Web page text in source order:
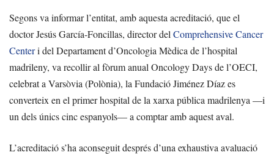
Segons va informar l’entitat, amb aquesta acreditació, que el
doctor Jesús García-Foncillas, director delComprehensive Cancer
Centeri del Departament d’Oncologia Mèdica de l’hospital
madrileny, va recollir al fòrum anual Oncology Days de l’OECI,
celebrat a Varsòvia (Polònia), la Fundació Jiménez Díaz es
converteix en el primer hospital de la xarxa pública madrilenya —i
un dels únics cinc espanyols— a comptar amb aquest aval.
L’acreditació s’ha aconseguit després d’una exhaustiva avaluació